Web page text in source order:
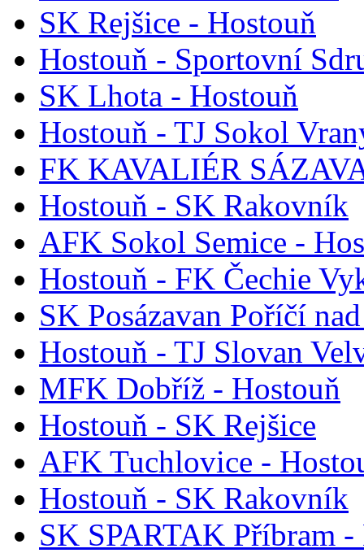
SK Rejšice - Hostouň
Hostouň - Sportovní
SK Lhota - Hostouň
Hostouň - TJ Sokol
FK KAVALIÉR
Hostouň - SK Rakovník
AFK Sokol Semice -
Hostouň - FK Čechie
SK Posázavan Poříčí
Hostouň - TJ Slovan
MFK Dobříž - Hostouň
Hostouň - SK Rejšice
AFK Tuchlovice -
Hostouň - SK Rakovník
SK SPARTAK Příbram -